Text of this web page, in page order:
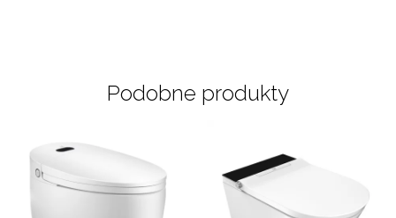
Podobne produkty